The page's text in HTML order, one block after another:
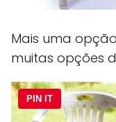
Mais uma
muitas opções
PIN IT